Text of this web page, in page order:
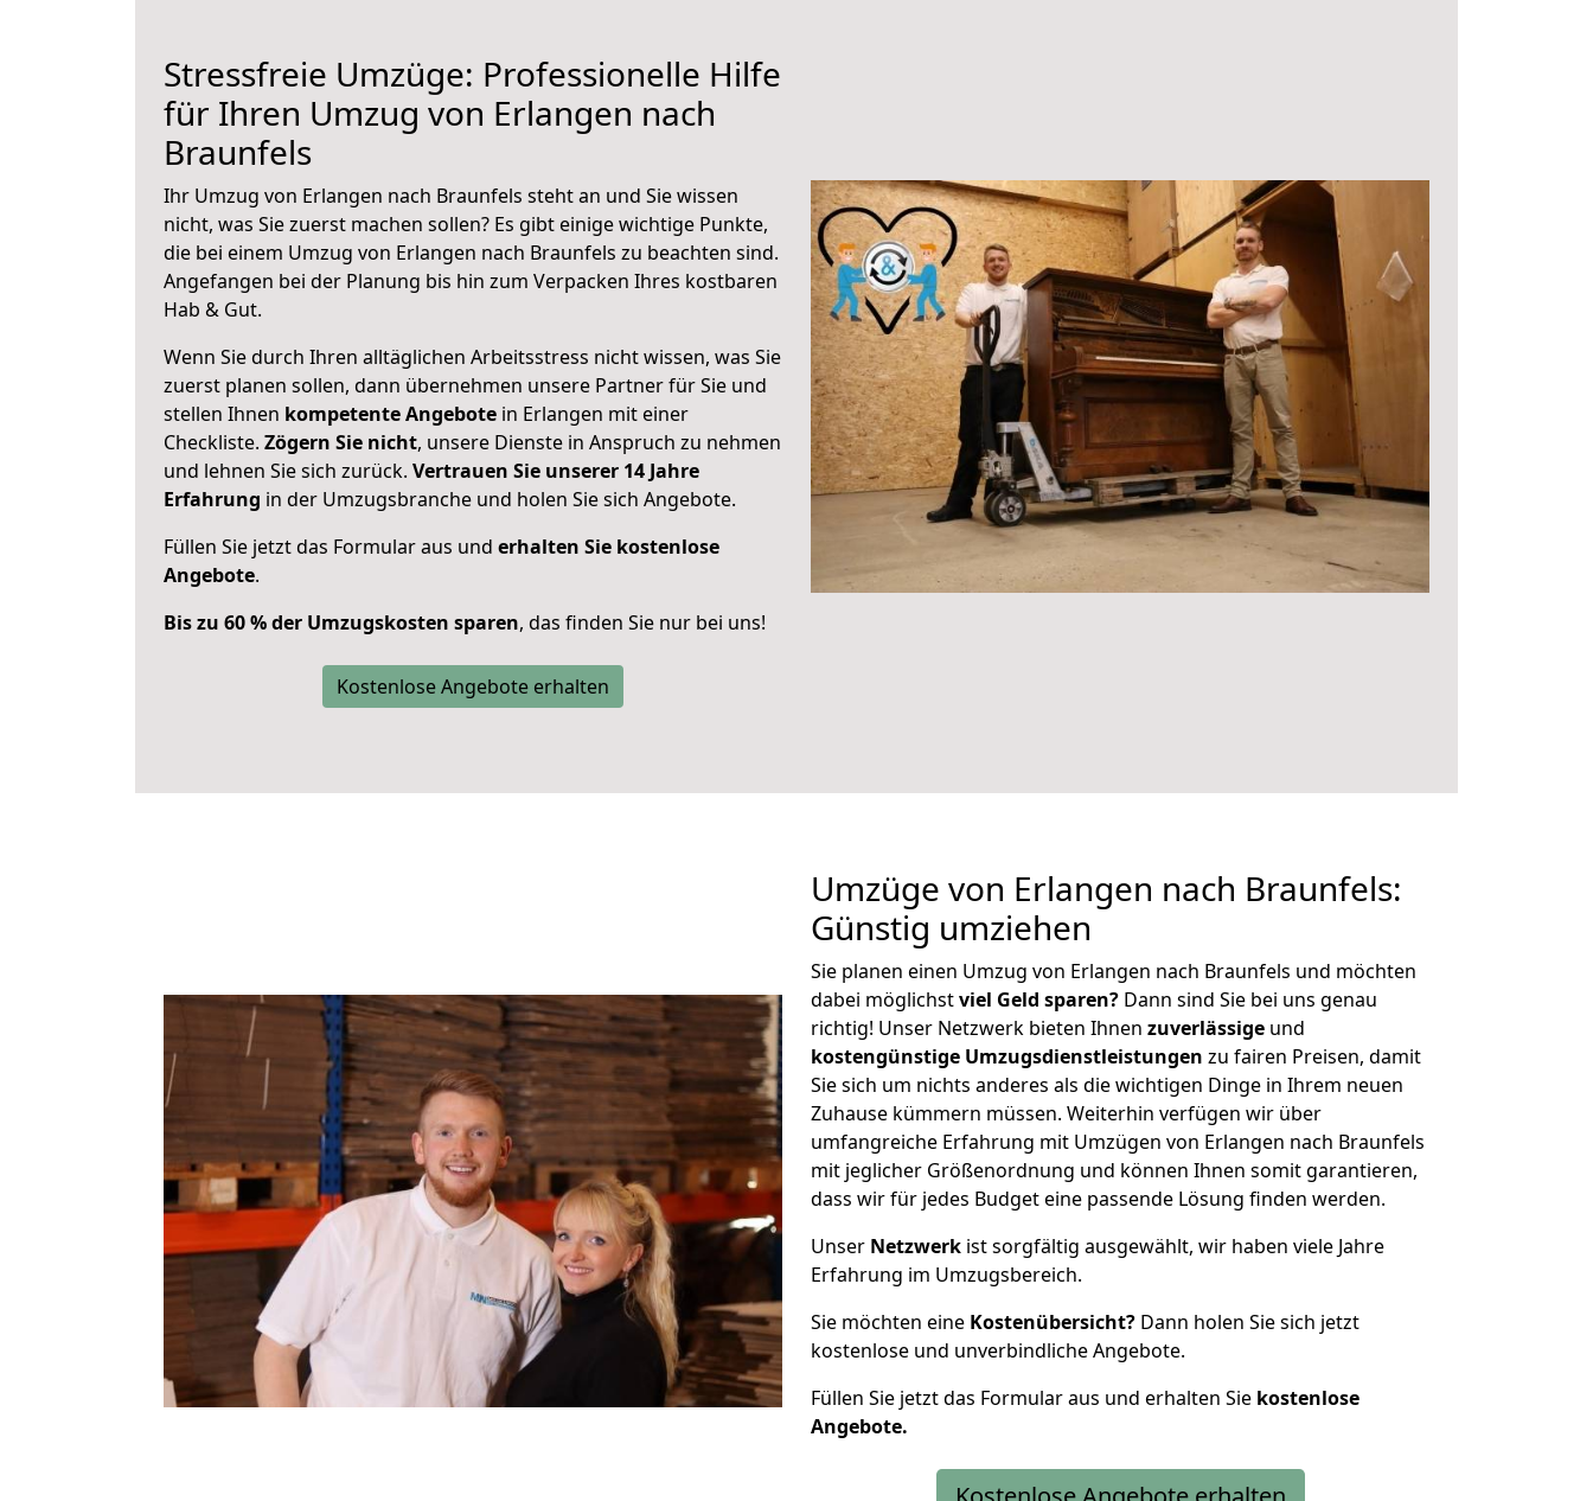
Stressfreie Umzüge: Professionelle Hilfe
für Ihren Umzug von Erlangen nach
Braunfels
Ihr Umzug von Erlangen nach Braunfels steht an und Sie wissen
nicht, was Sie zuerst machen sollen? Es gibt einige wichtige Punkte,
die bei einem Umzug von Erlangen nach Braunfels zu beachten sind.
Angefangen bei der Planung bis hin zum Verpacken Ihres kostbaren
Hab & Gut.
Wenn Sie durch Ihren alltäglichen Arbeitsstress nicht wissen, was Sie
zuerst planen sollen, dann übernehmen unsere Partner für Sie und
stellen Ihnen kompetente Angebote in Erlangen mit einer
Checkliste. Zögern Sie nicht, unsere Dienste in Anspruch zu nehmen
und lehnen Sie sich zurück. Vertrauen Sie unserer 14 Jahre
Erfahrung in der Umzugsbranche und holen Sie sich Angebote.
Füllen Sie jetzt das Formular aus und erhalten Sie kostenlose
Angebote.
Bis zu 60 % der Umzugskosten sparen, das finden Sie nur bei uns!
Kostenlose Angebote erhalten
Umzüge von Erlangen nach Braunfels:
Günstig umziehen
Sie planen einen Umzug von Erlangen nach Braunfels und möchten
dabei möglichstviel Geld sparen? Dann sind Sie bei uns genau
richtig! Unser Netzwerk bieten Ihnen zuverlässige und
kostengünstige Umzugsdienstleistungen zu fairen Preisen, damit
Sie sich um nichts anderes als die wichtigen Dinge in Ihrem neuen
Zuhause kümmern müssen. Weiterhin verfügen wir über
umfangreiche Erfahrung mit Umzügen von Erlangen nach Braunfels
mit jeglicher Größenordnung und können Ihnen somit garantieren,
dass wir für jedes Budget eine passende Lösung finden werden.
Unser Netzwerk ist sorgfältig ausgewählt, wir haben viele Jahre
Erfahrung im Umzugsbereich.
Sie möchten eine Kostenübersicht? Dann holen Sie sich jetzt
kostenlose und unverbindliche Angebote.
Füllen Sie jetzt das Formular aus und erhalten Sie kostenlose
Angebote.